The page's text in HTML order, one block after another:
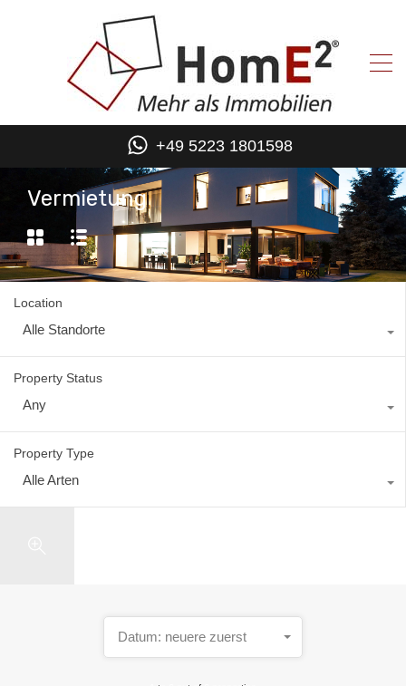
+49 5223 1801598
Vermietung
Location
Alle Standorte
Property Status
Any
Property Type
Alle Arten
Datum: neuere zuerst